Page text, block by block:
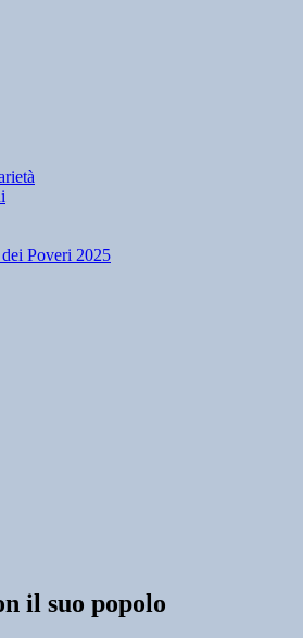
Poveri 2025
il suo popolo